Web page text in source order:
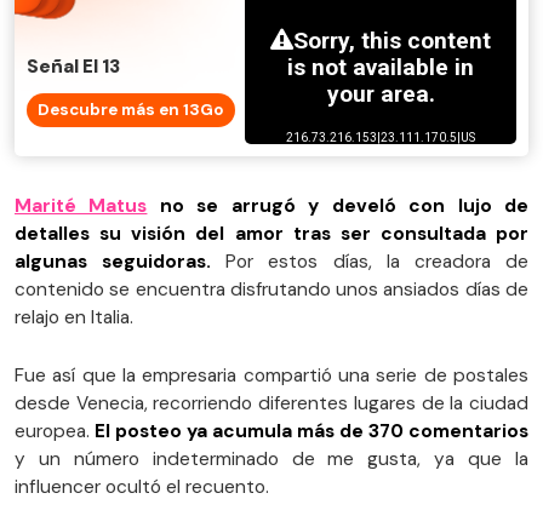
Señal El 13
Descubre más en 13Go
Marité Matus no se arrugó y develó con lujo de
detalles su visión del amor tras ser consultada por
algunas seguidoras. Por estos días, la creadora de
contenido se encuentra disfrutando unos ansiados días de
relajo en Italia.
Fue así que la empresaria compartió una serie de postales
desde Venecia, recorriendo diferentes lugares de la ciudad
europea. El posteo ya acumula más de 370 comentarios
y un número indeterminado de me gusta, ya que la
influencer ocultó el recuento.